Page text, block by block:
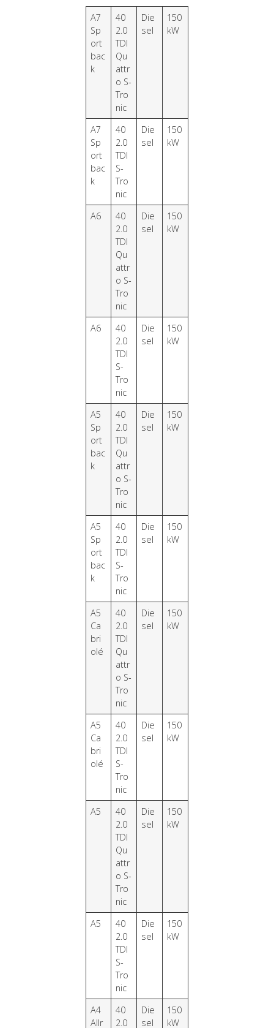
A7
Sp
ort
bac
k
40
2.0
TDI
Qu
attr
o S-
Tro
nic
Die
sel
150
kW
A7
Sp
ort
bac
k
40
2.0
TDI
S-
Tro
nic
Die
sel
150
kW
A6
40
2.0
TDI
Qu
attr
o S-
Tro
nic
Die
sel
150
kW
A6
40
2.0
TDI
S-
Tro
nic
Die
sel
150
kW
A5
Sp
ort
bac
k
40
2.0
TDI
Qu
attr
o S-
Tro
nic
Die
sel
150
kW
A5
Sp
ort
bac
k
40
2.0
TDI
S-
Tro
nic
Die
sel
150
kW
A5
Ca
bri
olé
40
2.0
TDI
Qu
attr
o S-
Tro
nic
Die
sel
150
kW
A5
Ca
bri
olé
40
2.0
TDI
S-
Tro
nic
Die
sel
150
kW
A5
40
2.0
TDI
Qu
attr
o S-
Tro
nic
Die
sel
150
kW
A5
40
2.0
TDI
S-
Tro
nic
Die
sel
150
kW
A4
Allr
40
2.0
Die
sel
150
kW